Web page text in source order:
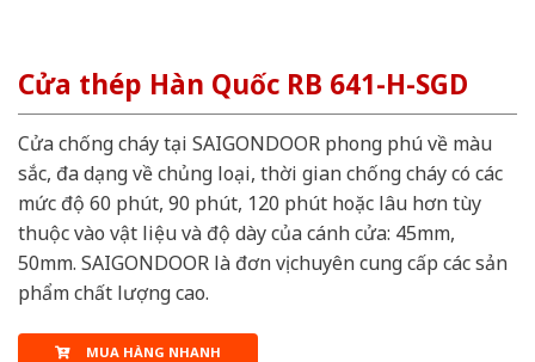
Cửa thép Hàn Quốc RB 641-H-SGD
Cửa chống cháy tại SAIGONDOOR phong phú về màu
sắc, đa dạng về chủng loại, thời gian chống cháy có các
mức độ 60 phút, 90 phút, 120 phút hoặc lâu hơn tùy
thuộc vào vật liệu và độ dày của cánh cửa: 45mm,
50mm. SAIGONDOOR là đơn vị chuyên cung cấp các sản
phẩm chất lượng cao.
MUA HÀNG NHANH